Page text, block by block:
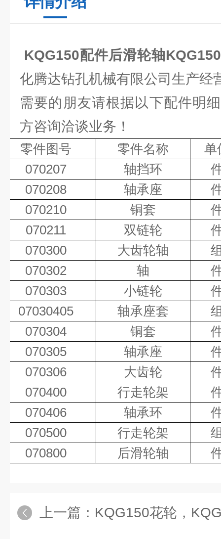
KQG150配件后滑轮轴
化腾达钻孔机械有限公司生产经
需要的朋友请根据以下配件明
方咨询洽谈业务！
零件图号 零件名称
单
070207
轴挡环
070208
轴承座
070210
铜套
070211
双链轮
070300
大齿轮轴
070302
轴
070303
小链轮
07030405
轴承座套
070304
铜套
070305
轴承座
070306
大齿轮
070400
行走轮架
070406
轴承环
070500
行走轮架
070800
后滑轮轴
上一篇： KQG150花轮，